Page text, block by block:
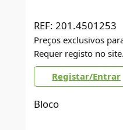
REF: 201.4501253
Preços exclusivos
Requer registo no site.
Registar/Entrar
Bloco